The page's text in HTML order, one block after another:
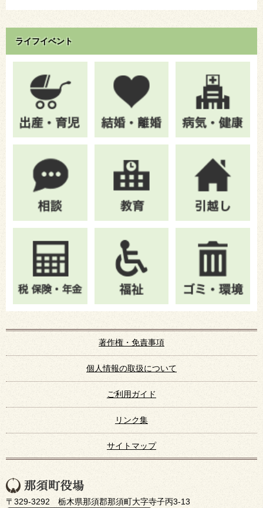
ライフイベント
著作権・免責事項
個人情報の取扱について
ご利用ガイド
リンク集
サイトマップ
〒329-3292 栃木県那須郡那須町大字寺子丙3-13